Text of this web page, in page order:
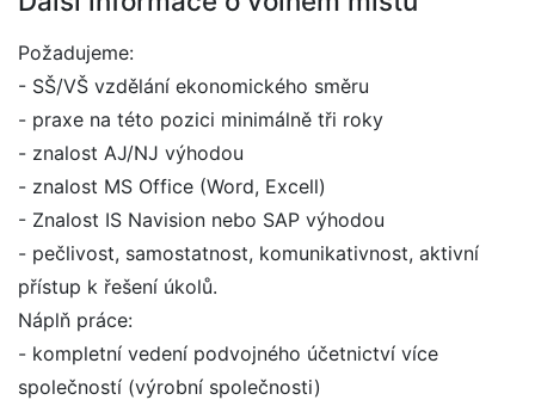
Požadujeme:
- SŠ/VŠ vzdělání ekonomického směru
- praxe na této pozici minimálně tři roky
- znalost AJ/NJ výhodou
- znalost MS Office (Word, Excell)
- Znalost IS Navision nebo SAP výhodou
- pečlivost, samostatnost, komunikativnost, aktivní
přístup k řešení úkolů.
Náplň práce:
- kompletní vedení podvojného účetnictví více
společností (výrobní společnosti)